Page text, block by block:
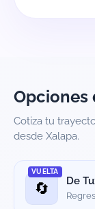
Opciones
Cotiza tu
desde Xalapa.
🔄
VUELTA
De